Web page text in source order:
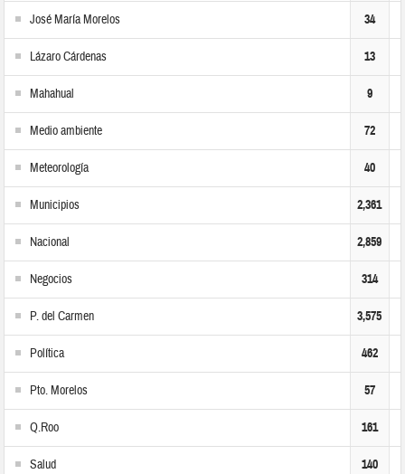
José María Morelos 34
Lázaro Cárdenas 13
Mahahual 9
Medio ambiente 72
Meteorología 40
Municipios 2,361
Nacional 2,859
Negocios 314
P. del Carmen 3,575
Política 462
Pto. Morelos 57
Q.Roo 161
Salud 140